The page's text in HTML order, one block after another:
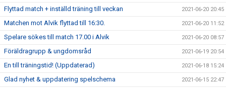
Flyttad match + inställd träning till veckan 2021-06-20 20:45
Matchen mot Alvik flyttad till 16:30. 2021-06-20 11:52
Spelare sökes till match 17.00 i Alvik 2021-06-20 08:57
Föräldragrupp & ungdomsråd 2021-06-19 20:54
En till träningstid! (Uppdaterad) 2021-06-18 15:24
Glad nyhet & uppdatering spelschema 2021-06-15 22:47